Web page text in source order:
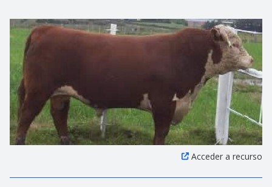
Acceder a recurso